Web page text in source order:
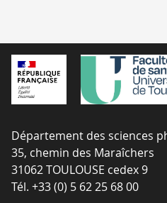
Département des sciences
35, chemin des Maraîchers
31062 TOULOUSE cedex 9
Tél. +33 (0) 5 62 25 68 00